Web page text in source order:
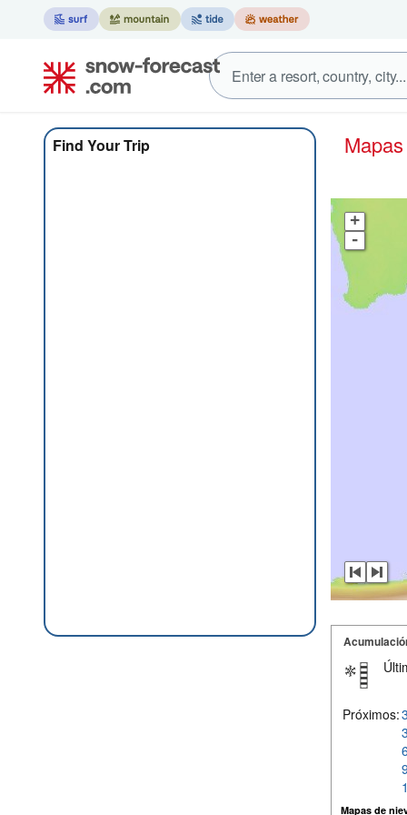
Find Your Trip
+
-
Próximos:
Mapas de